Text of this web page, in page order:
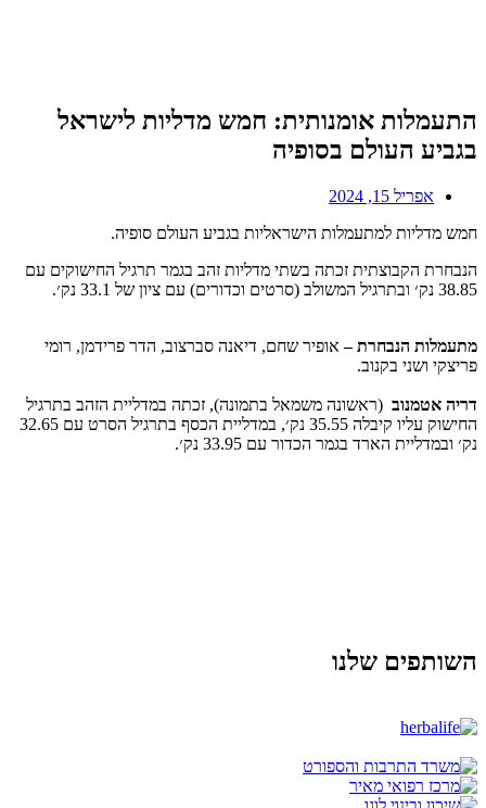
התעמלות אומנותית: חמש מדליות לישראל
בגביע העולם בסופיה
אפריל 15, 2024
חמש מדליות למתעמלות הישראליות בגביע העולם סופיה.
‏‎הנבחרת הקבוצתית זכתה בשתי מדליות זהב בגמר תרגיל החישוקים עם
38.85 נק׳ ובתרגיל המשולב (סרטים וכדורים) עם ציון של 33.1 נק׳.
מתעמלות הנבחרת –אופיר שחם, דיאנה סברצוב, הדר פרידמן, רומי
פריצקי ושני בקנוב.
דריה אטמנוב (ראשונה משמאל בתמונה), זכתה במדליית הזהב בתרגיל
החישוק עליו קיבלה 35.55 נק׳, במדליית הכסף בתרגיל הסרט עם 32.65
נק׳ ובמדליית הארד בגמר הכדור עם 33.95 נק׳.
השותפים שלנו